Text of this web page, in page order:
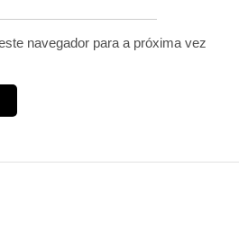
navegador para a próxima vez